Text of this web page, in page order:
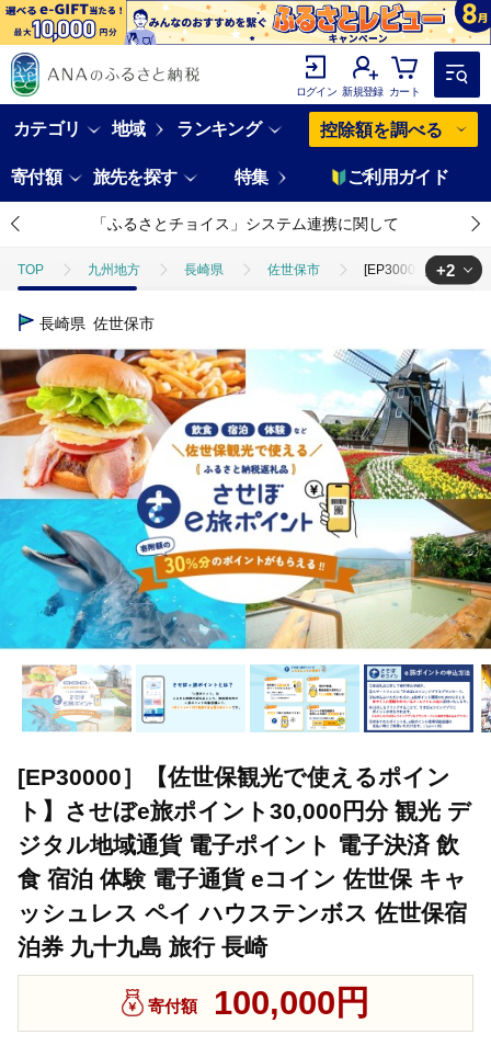
ログイン 新規登録 カート
カテゴリ 地域 ランキング 控除額を調べる
寄付額 旅先を探す 特集 ご利用ガイド
「ふるさとチョイス」システム連携に関して
TOP 九州地方 長崎県 佐世保市 [EP30000］【佐世
TOP
TOP 旅行・宿泊・体験 体験チケット 食事券
+2
長崎県 佐世保市
[EP30000］【佐世保観光で使えるポイン
ト】させぼe旅ポイント30,000円分 観光 デ
ジタル地域通貨 電子ポイント 電子決済 飲
食 宿泊 体験 電子通貨 eコイン 佐世保 キャ
ッシュレス ペイ ハウステンボス 佐世保宿
泊券 九十九島 旅行 長崎
寄付額 100,000円